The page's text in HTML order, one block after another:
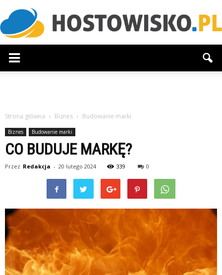
Strona główna Biznes Budowanie marki
Biznes Budowanie marki
CO BUDUJE MARKĘ?
Przez Redakcja - 20 lutego 2024 339 0